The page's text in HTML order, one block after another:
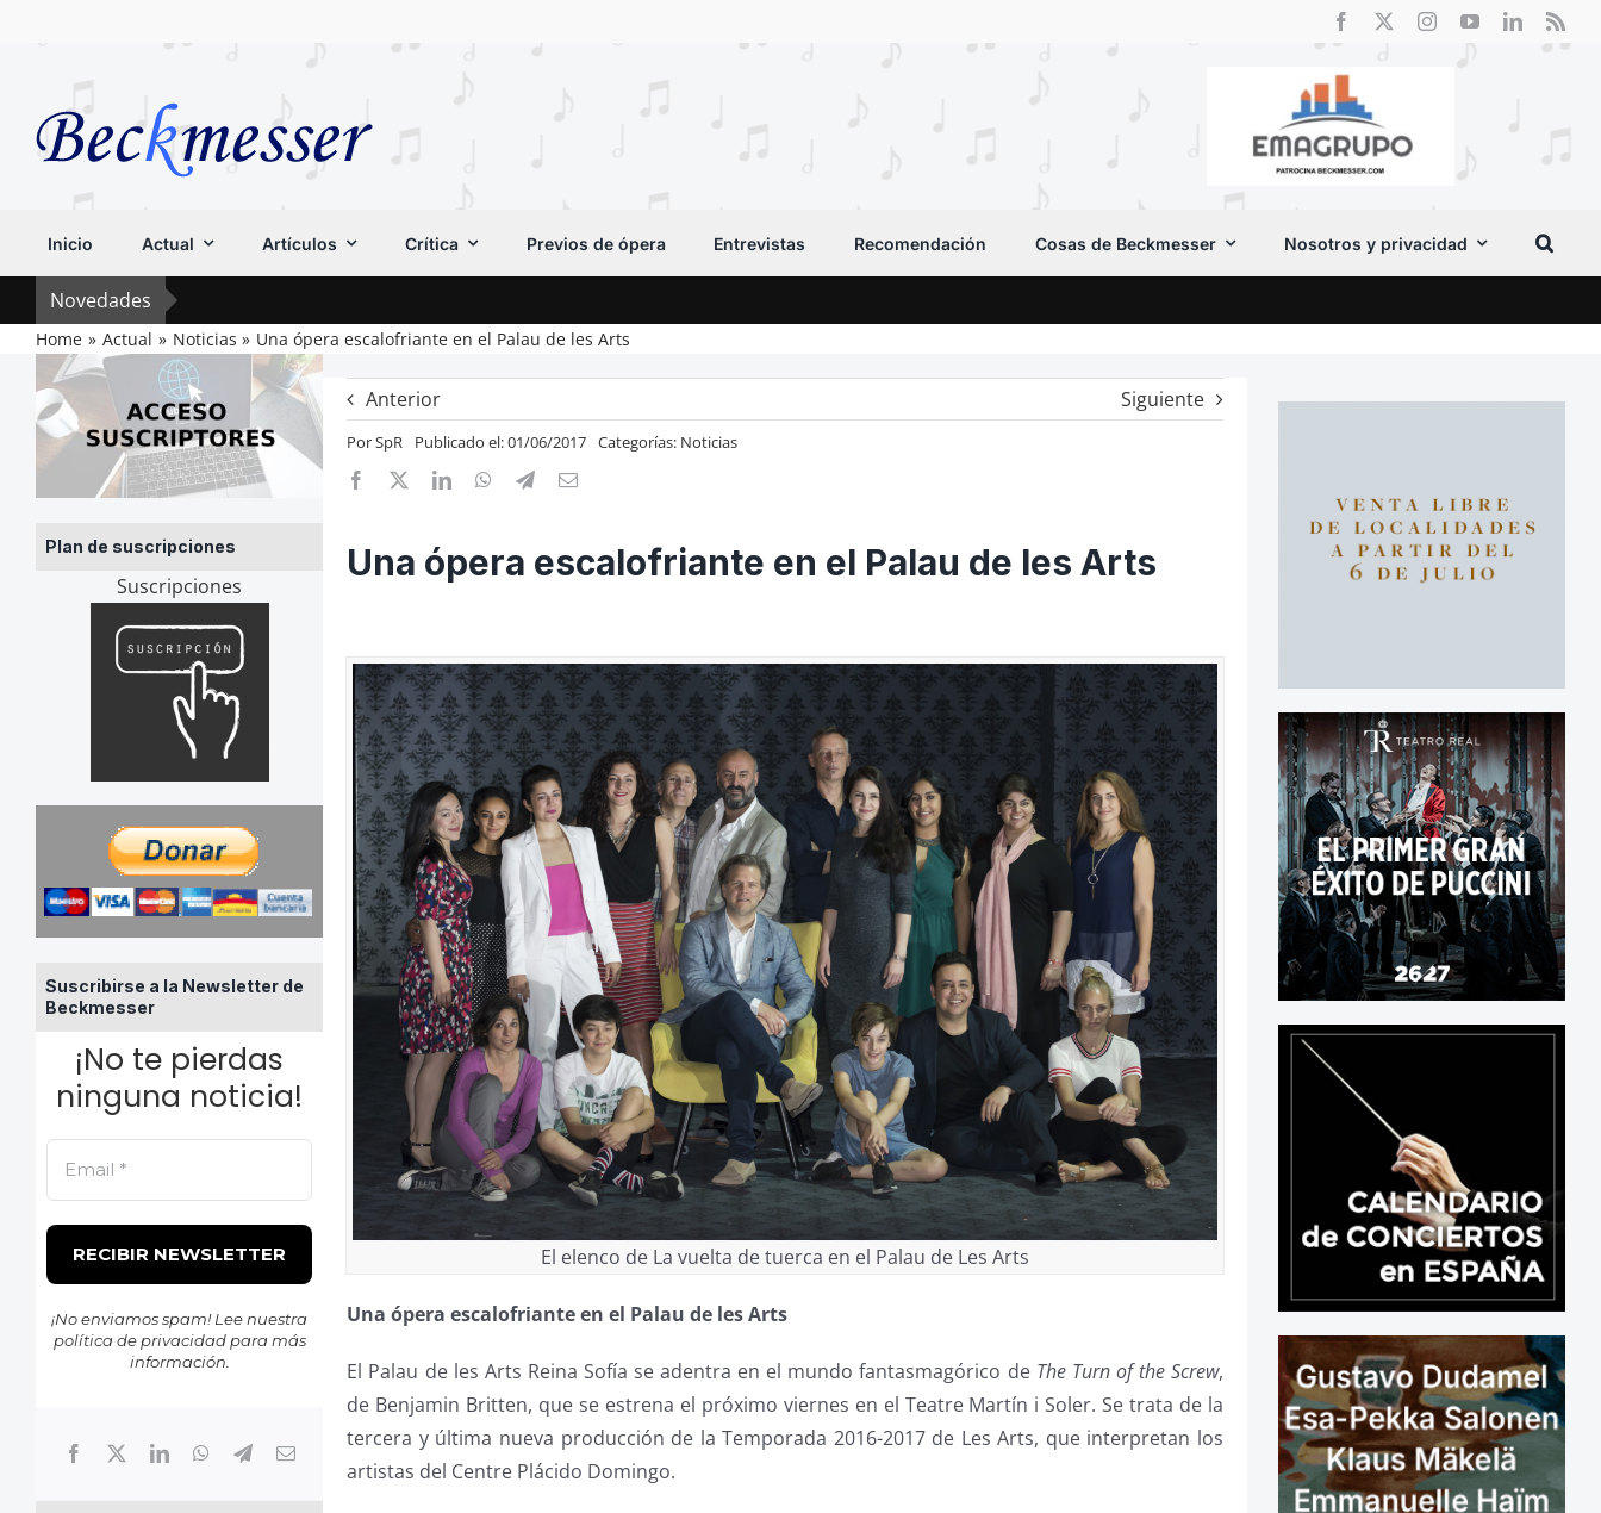
Inicio Actual Artículos Crítica Previos de ópera Entrevistas Recomendación Cosas de Beckmesser Nosotros y privacidad
Novedades
Home Actual Noticias Una ópera escalofriante en el Palau de les Arts
Plan de suscripciones
Suscripciones
Suscribirse a la Newsletter de
Beckmesser
¡No te pierdas
ninguna noticia!
¡No enviamos spam! Lee nuestra
política de privacidadpara más
información.
Anterior Siguiente
PorSpR Publicado el: 01/06/2017 Categorías: Noticias
Una ópera escalofriante en el Palau de les Arts
El elenco de La vuelta de tuerca en el Palau de Les Arts
Una ópera escalofriante en el Palau de les Arts
El Palau de les Arts Reina Sofía se adentra en el mundo fantasmagórico de The Turn of the Screw,
de Benjamin Britten, que se estrena el próximo viernes en el Teatre Martín i Soler. Se trata de la
tercera y última nueva producción de la Temporada 2016-2017 de Les Arts, que interpretan los
artistas del Centre Plácido Domingo.